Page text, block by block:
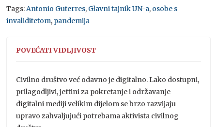
Tags:Antonio Guterres, Glavni tajnik UN-a, osobe s
invaliditetom, pandemija
POVEĆATI VIDLJIVOST
Civilno društvo već odavno je digitalno. Lako dostupni,
prilagodljivi, jeftini za pokretanje i održavanje –
digitalni mediji velikim dijelom se brzo razvijaju
upravo zahvaljujući potrebama aktivista civilnog